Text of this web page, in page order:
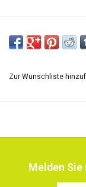
Zur Wunschliste
Melden